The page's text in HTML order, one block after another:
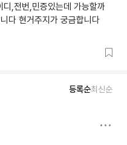
,전번,민증있는데 가능할까
다 현거주지가 궁금합니다
등록순최신순